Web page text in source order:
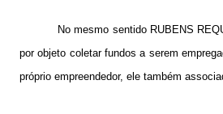
No mesmo sentido RUBENS
por objeto coletar fundos a serem
próprio empreendedor, ele também